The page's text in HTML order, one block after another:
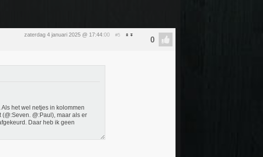
zaterdag 4 januari 2025 @ 17:44:00 #5
het wel netjes in kolommen
@:Paul), maar als er
Daar heb ik geen